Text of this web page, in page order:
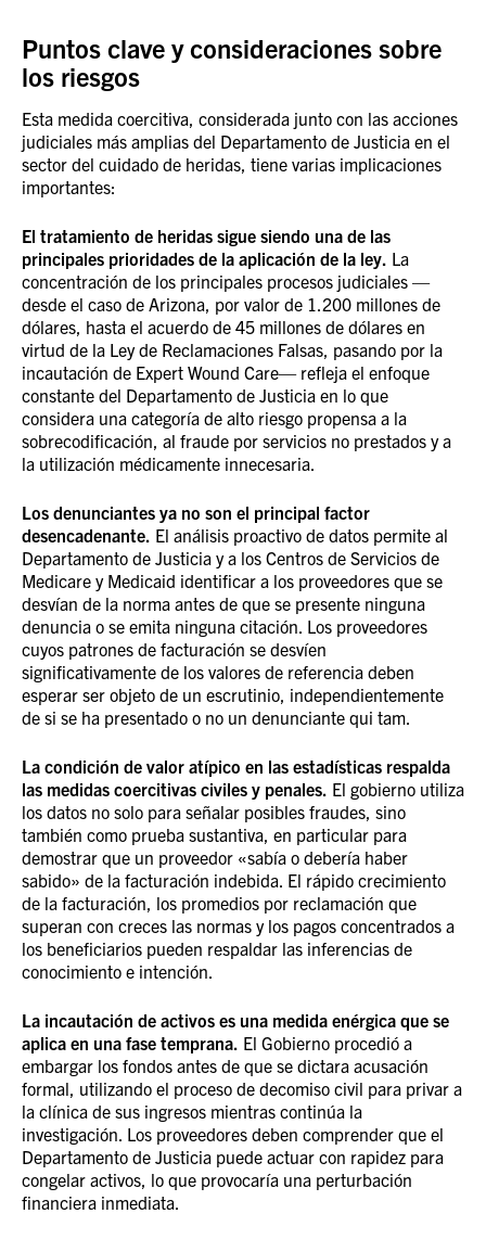
Puntos clave y consideraciones sobre
los riesgos
Esta medida coercitiva, considerada junto con las acciones
judiciales más amplias del Departamento de Justicia en el
sector del cuidado de heridas, tiene varias implicaciones
importantes:
El tratamiento de heridas sigue siendo una de las
principales prioridades de la aplicación de la ley. La
concentración de los principales procesos judiciales —
desde el caso de Arizona, por valor de 1.200 millones de
dólares, hasta el acuerdo de 45 millones de dólares en
virtud de la Ley de Reclamaciones Falsas, pasando por la
incautación de Expert Wound Care— refleja el enfoque
constante del Departamento de Justicia en lo que
considera una categoría de alto riesgo propensa a la
sobrecodificación, al fraude por servicios no prestados y a
la utilización médicamente innecesaria.
Los denunciantes ya no son el principal factor
desencadenante. El análisis proactivo de datos permite al
Departamento de Justicia y a los Centros de Servicios de
Medicare y Medicaid identificar a los proveedores que se
desvían de la norma antes de que se presente ninguna
denuncia o se emita ninguna citación. Los proveedores
cuyos patrones de facturación se desvíen
significativamente de los valores de referencia deben
esperar ser objeto de un escrutinio, independientemente
de si se ha presentado o no un denunciante qui tam.
La condición de valor atípico en las estadísticas respalda
las medidas coercitivas civiles y penales. El gobierno utiliza
los datos no solo para señalar posibles fraudes, sino
también como prueba sustantiva, en particular para
demostrar que un proveedor «sabía o debería haber
sabido» de la facturación indebida. El rápido crecimiento
de la facturación, los promedios por reclamación que
superan con creces las normas y los pagos concentrados a
los beneficiarios pueden respaldar las inferencias de
conocimiento e intención.
La incautación de activos es una medida enérgica que se
aplica en una fase temprana. El Gobierno procedió a
embargar los fondos antes de que se dictara acusación
formal, utilizando el proceso de decomiso civil para privar a
la clínica de sus ingresos mientras continúa la
investigación. Los proveedores deben comprender que el
Departamento de Justicia puede actuar con rapidez para
congelar activos, lo que provocaría una perturbación
financiera inmediata.